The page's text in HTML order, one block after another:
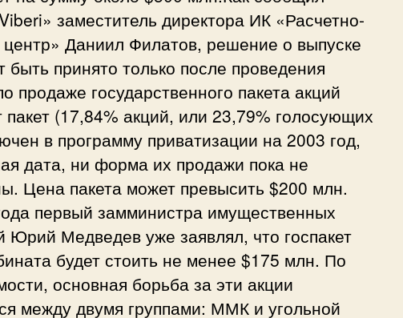
заместитель директора ИК «Расчетно-
Даниил Филатов, решение о выпуске
быть принято только после проведения
продаже государственного пакета акций
(17,84% акций, или 23,79% голосующих
в программу приватизации на 2003 год,
дата, ни форма их продажи пока не
Цена пакета может превысить $200 млн.
первый замминистра имущественных
Юрий Медведев уже заявлял, что госпакет
будет стоить не менее $175 млн. По
основная борьба за эти акции
между двумя группами: ММК и угольной